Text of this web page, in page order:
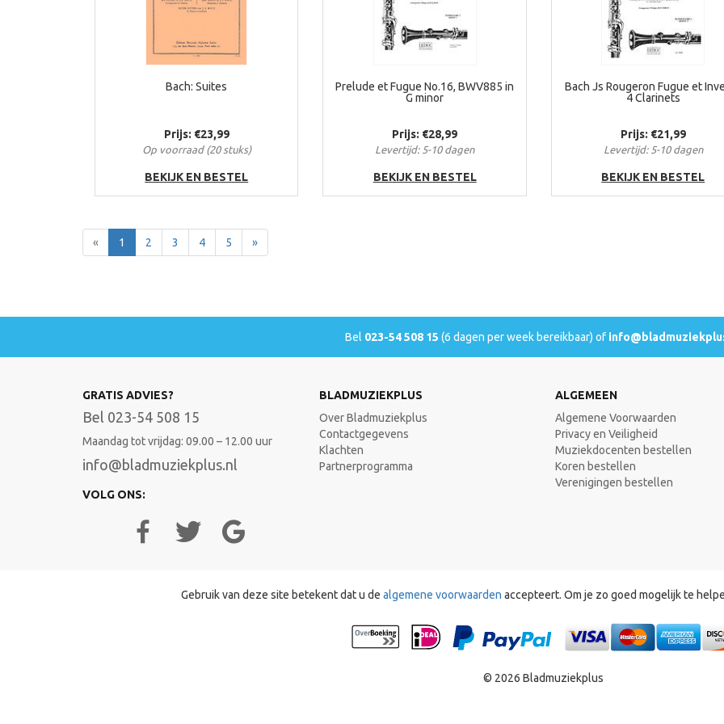
Bach: Suites
Prijs: €23,99
Op voorraad (20 stuks)
BEKIJK EN BESTEL
Prelude et Fugue No.16, BWV885 in
G minor
Prijs: €28,99
Levertijd: 5-10 dagen
BEKIJK EN BESTEL
Bach Js Rougeron Fugue et
4 Clarinets
Prijs: €21,99
Levertijd: 5-10 dagen
BEKIJK EN BESTEL
« Terug1 2 3 4 5 »Voor
Bel 023-54 508 15 (6 dagen per week bereikbaar) of
GRATIS ADVIES?
Bel 023-54 508 15
Maandag tot vrijdag: 09.00 – 12.00 uur
info@bladmuziekplus.nl
VOLG ONS:
BLADMUZIEKPLUS
Over Bladmuziekplus
Contactgegevens
Klachten
Partnerprogramma
ALGEMEEN
Algemene Voorwaarden
Privacy en Veiligheid
Muziekdocenten bestellen
Koren bestellen
Verenigingen bestellen
Gebruik van deze site betekent dat u de algemene voorwaarden accepteert. Om je zo goed mogelijk te
© 2026 Bladmuziekplus